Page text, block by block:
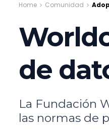
Home Comunidad
de
La Fundación
las normas de